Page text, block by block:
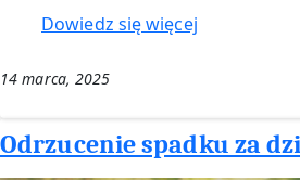
Dowiedz się więcej:
14 marca, 2025
Odrzucenie spadku za